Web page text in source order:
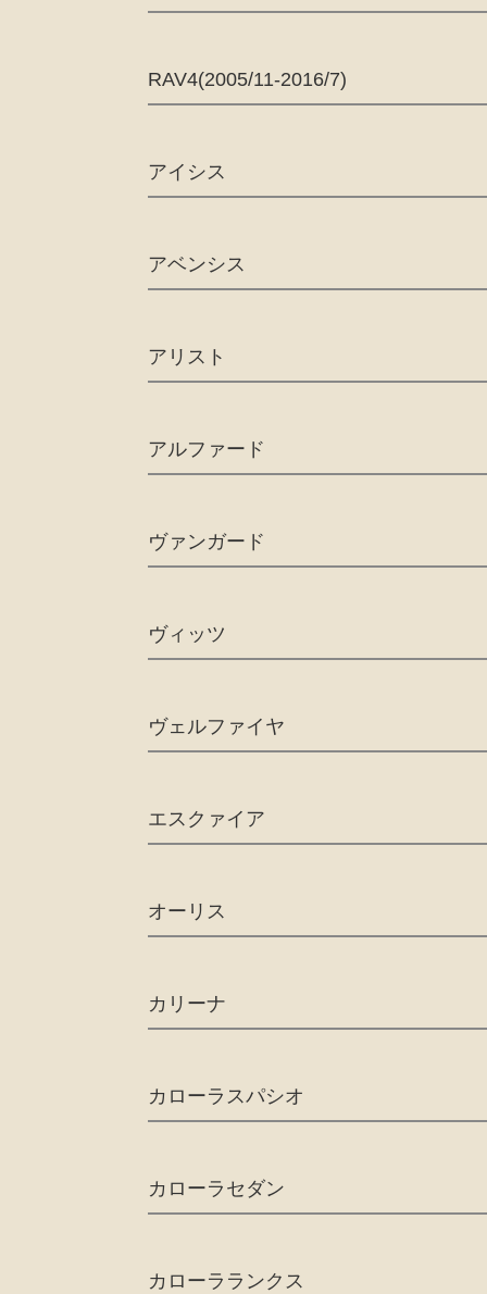
RAV4(2005/11-2016/7)
アイシス
アベンシス
アリスト
アルファード
ヴァンガード
ヴィッツ
ヴェルファイヤ
エスクァイア
オーリス
カリーナ
カローラスパシオ
カローラセダン
カローラランクス